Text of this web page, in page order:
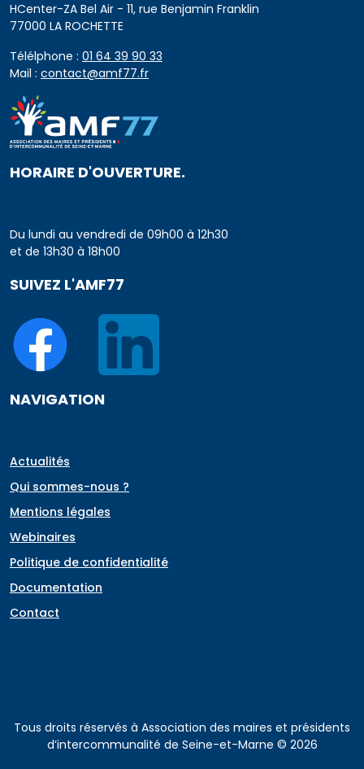
HCenter-ZA Bel Air - 11, rue Benjamin Franklin
77000 LA ROCHETTE
Télélphone : 01 64 39 90 33
Mail : contact@amf77.fr
HORAIRE D'OUVERTURE.
Du lundi au vendredi de 09h00 à 12h30
et de 13h30 à 18h00
SUIVEZ L'AMF77
NAVIGATION
Actualités
Qui sommes-nous ?
Mentions légales
Webinaires
Politique de confidentialité
Documentation
Contact
Tous droits réservés à Association des maires et présidents
d’intercommunalité de Seine-et-Marne © 2026